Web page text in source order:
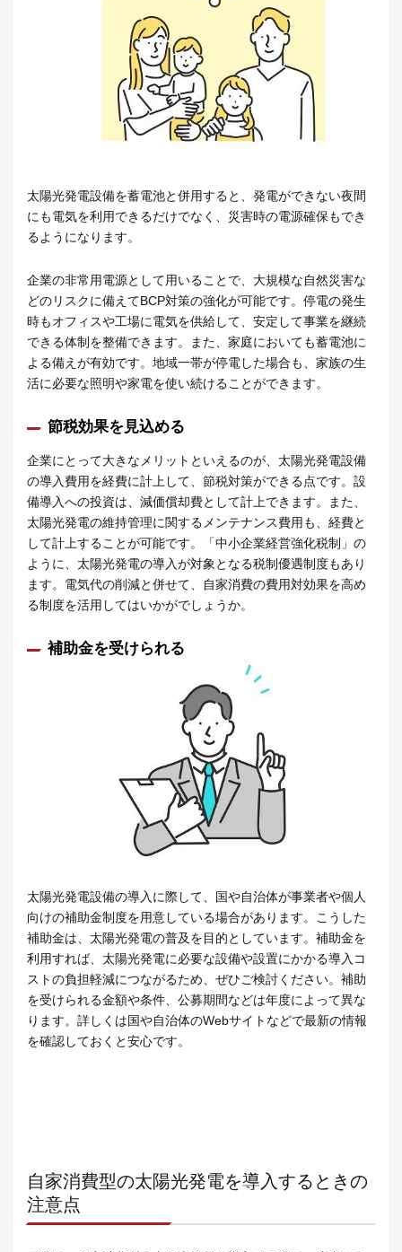
太陽光発電設備を蓄電池と併用すると、発電ができない夜間
にも電気を利用できるだけでなく、災害時の電源確保もでき
るようになります。
企業の非常用電源として用いることで、大規模な自然災害な
どのリスクに備えてBCP対策の強化が可能です。停電の発生
時もオフィスや工場に電気を供給して、安定して事業を継続
できる体制を整備できます。また、家庭においても蓄電池に
よる備えが有効です。地域一帯が停電した場合も、家族の生
活に必要な照明や家電を使い続けることができます。
節税効果を見込める
企業にとって大きなメリットといえるのが、太陽光発電設備
の導入費用を経費に計上して、節税対策ができる点です。設
備導入への投資は、減価償却費として計上できます。また、
太陽光発電の維持管理に関するメンテナンス費用も、経費と
して計上することが可能です。「中小企業経営強化税制」の
ように、太陽光発電の導入が対象となる税制優遇制度もあり
ます。電気代の削減と併せて、自家消費の費用対効果を高め
る制度を活用してはいかがでしょうか。
補助金を受けられる
太陽光発電設備の導入に際して、国や自治体が事業者や個人
向けの補助金制度を用意している場合があります。こうした
補助金は、太陽光発電の普及を目的としています。補助金を
利用すれば、太陽光発電に必要な設備や設置にかかる導入コ
ストの負担軽減につながるため、ぜひご検討ください。補助
を受けられる金額や条件、公募期間などは年度によって異な
ります。詳しくは国や自治体のWebサイトなどで最新の情報
を確認しておくと安心です。
自家消費型の太陽光発電を導入するときの
注意点